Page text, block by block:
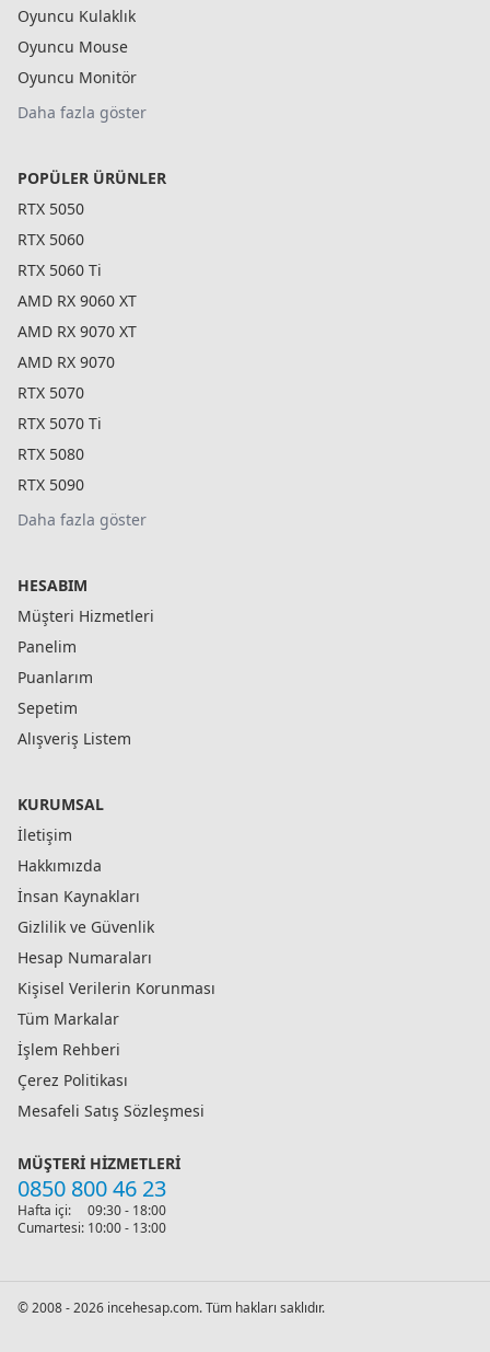
Oyuncu Kulaklık
Oyuncu Mouse
Oyuncu Monitör
Daha fazla göster
POPÜLER ÜRÜNLER
RTX 5050
RTX 5060
RTX 5060 Ti
AMD RX 9060 XT
AMD RX 9070 XT
AMD RX 9070
RTX 5070
RTX 5070 Ti
RTX 5080
RTX 5090
Daha fazla göster
HESABIM
Müşteri Hizmetleri
Panelim
Puanlarım
Sepetim
Alışveriş Listem
KURUMSAL
İletişim
Hakkımızda
İnsan Kaynakları
Gizlilik ve Güvenlik
Hesap Numaraları
Kişisel Verilerin Korunması
Tüm Markalar
İşlem Rehberi
Çerez Politikası
Mesafeli Satış Sözleşmesi
MÜŞTERI HIZMETLERI
0850 800 46 23
Hafta içi:
09:30 - 18:00
Cumartesi: 10:00 - 13:00
© 2008 - 2026 incehesap.com. Tüm hakları saklıdır.